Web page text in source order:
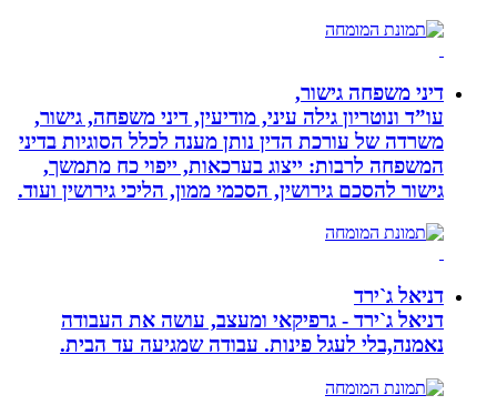
דיני משפחה גישור,
עו”ד ונוטריון גילה עיני, מודיעין, דיני משפחה, גישור,
משרדה של עורכת הדין נותן מענה לכלל הסוגיות בדיני
המשפחה לרבות: ייצוג בערכאות, ייפוי כח מתמשך,
גישור להסכם גירושין, הסכמי ממון, הליכי גירושין ועוד.
דניאל ג`ירד
דניאל ג`ירד - גרפיקאי ומעצב, עושה את העבודה
נאמנה,בלי לעגל פינות. עבודה שמגיעה עד הבית.